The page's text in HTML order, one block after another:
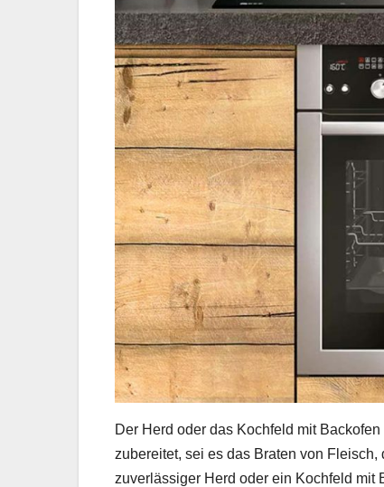
Der Herd oder das Kochfeld mit
zubereitet, sei es das Braten von
zuverlässiger Herd oder ein Kochfeld mit